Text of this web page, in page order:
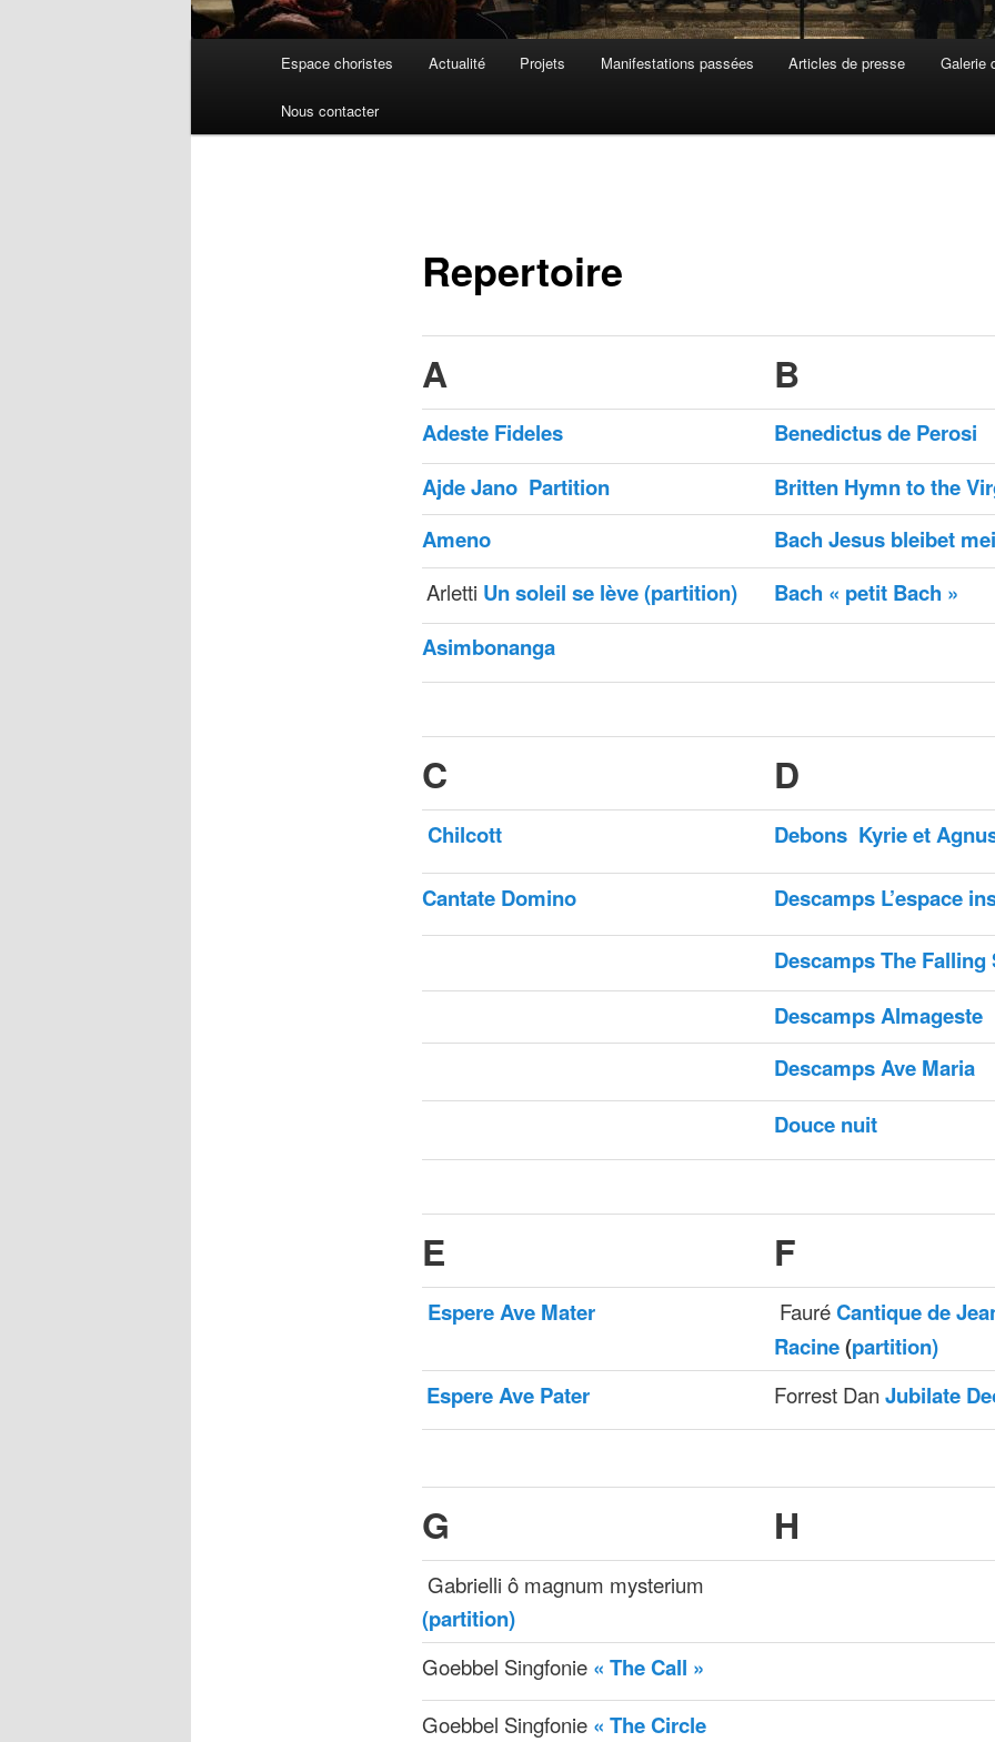
Espace choristes Actualité Projets Manifestations passées Articles de presse Galerie
Nous contacter
Repertoire
A B
Adeste Fideles
Benedictus de Perosi
Ajde Jano Partition
Britten Hymn to the
Ameno
Bach Jesus bleibet
Arletti Un soleil se lève (partition)
Bach « petit Bach »
Asimbonanga
C D
Chilcott Debons Kyrie et
Cantate Domino Descamps L’espace
Descamps The Falling
Descamps Almageste
Descamps Ave Maria
Douce nuit
E F
Espere Ave Mater FauréCantique de
Racine(partition)
Espere Ave Pater
Forrest Dan Jubilate
G H
Gabrielli ô magnum mysterium
(partition)
Goebbel Singfonie « The Call »
Goebbel Singfonie « The Circle